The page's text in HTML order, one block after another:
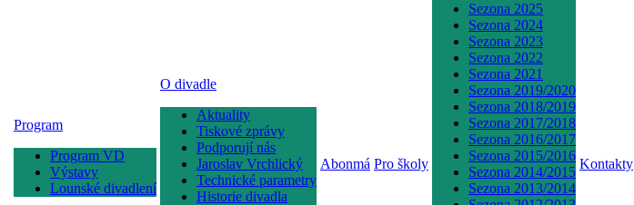
Program
Program VD
Výstavy
Lounské divadlení
O divadle
Aktuality
Tiskové zprávy
Podporují nás
Jaroslav Vrchlický
Technické parametry
Historie divadla
Abonmá Pro školy
Sezona 2025
Sezona 2024
Sezona 2023
Sezona 2022
Sezona 2021
Sezona 2019/2020
Sezona 2018/2019
Sezona 2017/2018
Sezona 2016/2017
Sezona 2015/2016
Sezona 2014/2015
Sezona 2013/2014
Kontakty